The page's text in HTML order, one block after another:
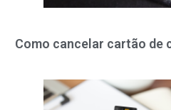
Como cancelar cartão de